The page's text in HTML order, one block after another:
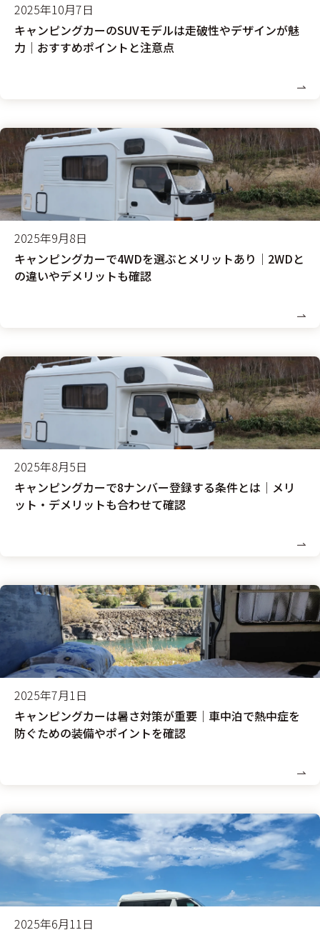
2025年10月7日
キャンピングカーのSUVモデルは走破性やデザインが魅
力│おすすめポイントと注意点
2025年9月8日
キャンピングカーで4WDを選ぶとメリットあり│2WDと
の違いやデメリットも確認
2025年8月5日
キャンピングカーで8ナンバー登録する条件とは│メリ
ット・デメリットも合わせて確認
2025年7月1日
キャンピングカーは暑さ対策が重要│車中泊で熱中症を
防ぐための装備やポイントを確認
2025年6月11日